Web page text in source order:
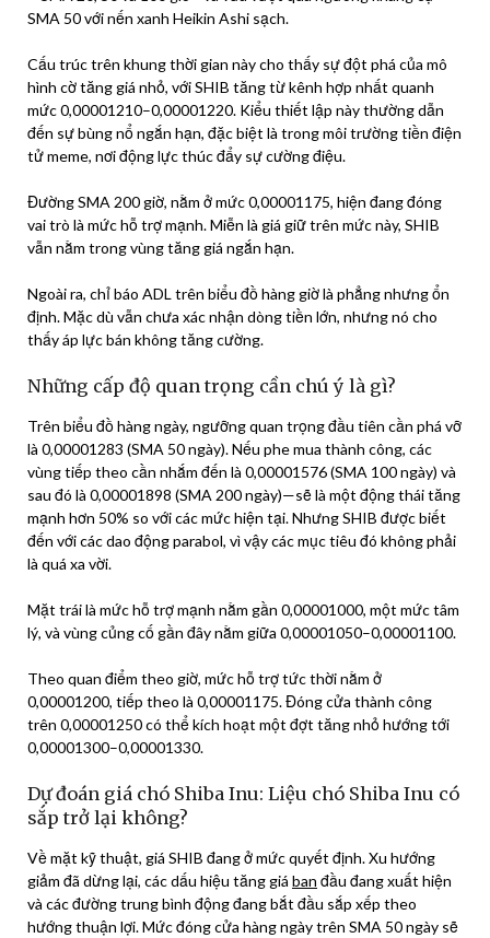
SMA 50 với nến xanh Heikin Ashi sạch.
Cấu trúc trên khung thời gian này cho thấy sự đột phá của mô
hình cờ tăng giá nhỏ, với SHIB tăng từ kênh hợp nhất quanh
mức 0,00001210–0,00001220. Kiểu thiết lập này thường dẫn
đến sự bùng nổ ngắn hạn, đặc biệt là trong môi trường tiền điện
tử meme, nơi động lực thúc đẩy sự cường điệu.
Đường SMA 200 giờ, nằm ở mức 0,00001175, hiện đang đóng
vai trò là mức hỗ trợ mạnh. Miễn là giá giữ trên mức này, SHIB
vẫn nằm trong vùng tăng giá ngắn hạn.
Ngoài ra, chỉ báo ADL trên biểu đồ hàng giờ là phẳng nhưng ổn
định. Mặc dù vẫn chưa xác nhận dòng tiền lớn, nhưng nó cho
thấy áp lực bán không tăng cường.
Những cấp độ quan trọng cần chú ý là gì?
Trên biểu đồ hàng ngày, ngưỡng quan trọng đầu tiên cần phá vỡ
là 0,00001283 (SMA 50 ngày). Nếu phe mua thành công, các
vùng tiếp theo cần nhắm đến là 0,00001576 (SMA 100 ngày) và
sau đó là 0,00001898 (SMA 200 ngày)—sẽ là một động thái tăng
mạnh hơn 50% so với các mức hiện tại. Nhưng SHIB được biết
đến với các dao động parabol, vì vậy các mục tiêu đó không phải
là quá xa vời.
Mặt trái là mức hỗ trợ mạnh nằm gần 0,00001000, một mức tâm
lý, và vùng củng cố gần đây nằm giữa 0,00001050–0,00001100.
Theo quan điểm theo giờ, mức hỗ trợ tức thời nằm ở
0,00001200, tiếp theo là 0,00001175. Đóng cửa thành công
trên 0,00001250 có thể kích hoạt một đợt tăng nhỏ hướng tới
0,00001300–0,00001330.
Dự đoán giá chó Shiba Inu: Liệu chó Shiba Inu có
sắp trở lại không?
Về mặt kỹ thuật, giá SHIB đang ở mức quyết định. Xu hướng
giảm đã dừng lại, các dấu hiệu tăng giá ban đầu đang xuất hiện
và các đường trung bình động đang bắt đầu sắp xếp theo
hướng thuận lợi. Mức đóng cửa hàng ngày trên SMA 50 ngày sẽ